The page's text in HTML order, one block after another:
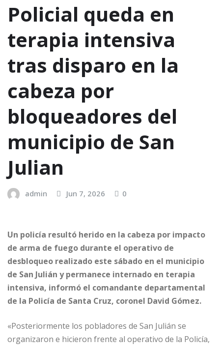
Policial queda en
terapia intensiva
tras disparo en la
cabeza por
bloqueadores del
municipio de San
Julian
admin Jun 7, 2026 0
Un policía resultó herido en la cabeza por impacto
de arma de fuego durante el operativo de
desbloqueo realizado este sábado en el municipio
de San Julián y permanece internado en terapia
intensiva, informó el comandante departamental
de la Policía de Santa Cruz, coronel David Gómez.
«Posteriormente los pobladores de San Julián se
organizaron e hicieron frente al operativo de la Policía,